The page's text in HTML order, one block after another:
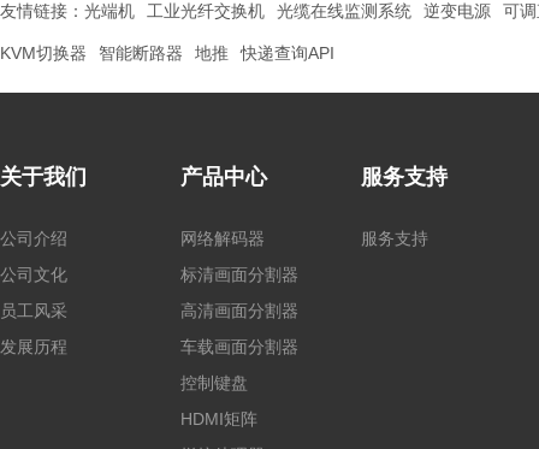
友情链接： 光端机 工业光纤交换机 光缆在线监测系统 逆变电源 可
KVM切换器 智能断路器 地推 快递查询API
关于我们
公司介绍
公司文化
员工风采
发展历程
产品中心
网络解码器
标清画面分割器
高清画面分割器
车载画面分割器
控制键盘
HDMI矩阵
服务支持
服务支持